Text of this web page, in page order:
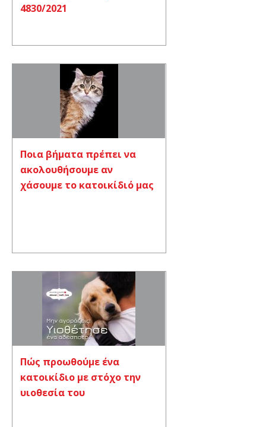
4830/2021
Ποια βήματα πρέπει να
ακολουθήσουμε αν
χάσουμε το κατοικίδιό μας
Πώς προωθούμε ένα
κατοικίδιο με στόχο την
υιοθεσία του